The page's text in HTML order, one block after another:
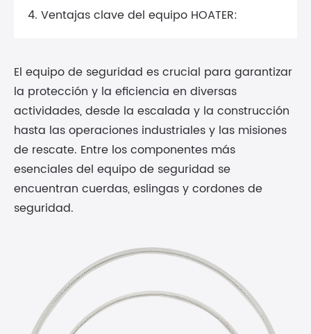
4. Ventajas clave del equipo HOATER:
El equipo de seguridad es crucial para garantizar
la protección y la eficiencia en diversas
actividades, desde la escalada y la construcción
hasta las operaciones industriales y las misiones
de rescate. Entre los componentes más
esenciales del equipo de seguridad se
encuentran cuerdas, eslingas y cordones de
seguridad.